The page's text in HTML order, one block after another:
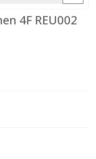
4F REU002